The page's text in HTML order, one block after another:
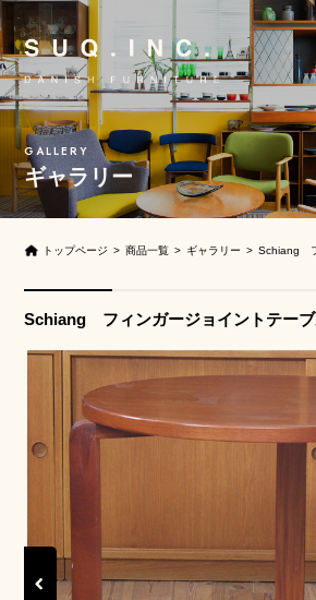
ギャラリー
トップページ 商品一覧 ギャラリー Schiang
Schiang フィンガージョイントテー